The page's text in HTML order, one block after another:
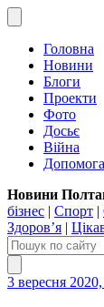
Головна
Новини
Блоги
Проекти
Фото
Досьє
Війна
Допомога
Новини
бізнес | Спорт |
Здоров’я |
3 вересня 2020,